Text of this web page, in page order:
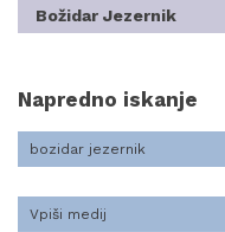
Božidar Jezernik
Napredno iskanje